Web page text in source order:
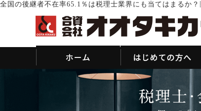
全国の後継者不在率65.1％は税理士業界にも当てはまるか？